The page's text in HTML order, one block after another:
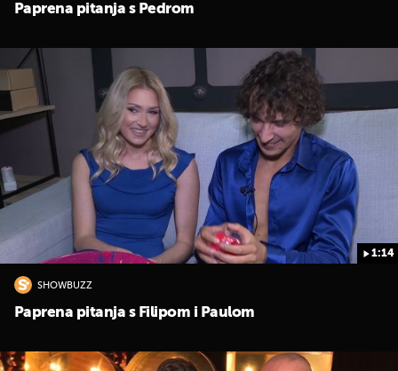
Paprena pitanja s Pedrom
1:14
SHOWBUZZ
Paprena pitanja s Filipom i Paulom